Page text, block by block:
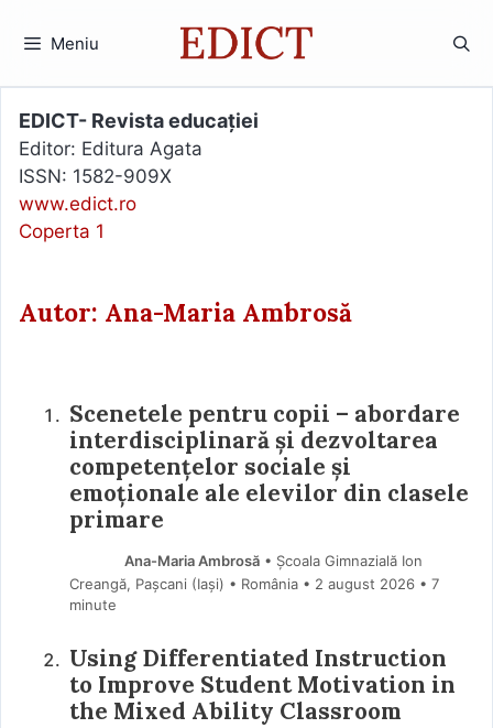
Meniu
EDICT- Revista educației
Editor: Editura Agata
ISSN: 1582-909X
www.edict.ro
Coperta 1
Autor: Ana-Maria Ambrosă
Scenetele pentru copii – abordare
interdisciplinară și dezvoltarea
competențelor sociale și
emoționale ale elevilor din clasele
primare
Ana-Maria Ambrosă• Școala Gimnazială Ion
Creangă, Pașcani (Iaşi) • România
2 august 2026 • 7
minute
Using Differentiated Instruction
to Improve Student Motivation in
the Mixed Ability Classroom